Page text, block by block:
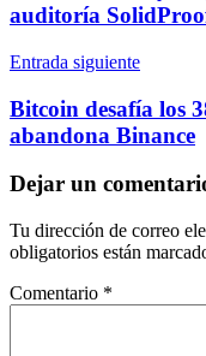
auditoría
Entrada siguiente
Bitcoin desafía los
abandona Binance
Dejar un
Tu dirección de correo
obligatorios están
Comentario *